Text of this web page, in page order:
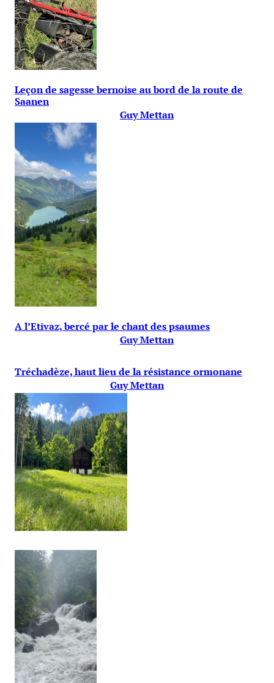
Leçon de sagesse bernoise au bord de la route de
Saanen
Guy Mettan
A l’Etivaz, bercé par le chant des psaumes
Guy Mettan
Tréchadèze, haut lieu de la résistance ormonane
Guy Mettan